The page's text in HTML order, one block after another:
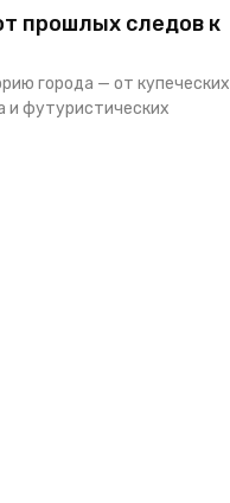
прошлых следов к
города — от купеческих
и футуристических